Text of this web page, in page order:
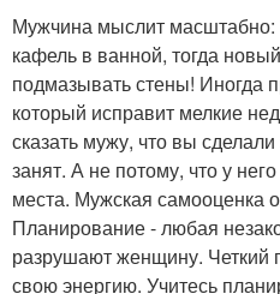
Мужчина мыслит масштабно:
кафель в ванной, тогда
подмазывать стены! Иногда
который исправит мелкие
сказать мужу, что вы
занят. А не потому, что у
места. Мужская самооценка
Планирование - любая
разрушают женщину. Четкий
свою энергию. Учитесь